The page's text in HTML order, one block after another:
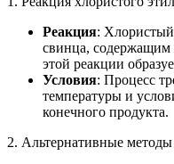
Реакция: Хлористый
свинца, содержащим
этой реакции
Условия: Процесс
температуры и
конечного продукта.
2. Альтернативные методы